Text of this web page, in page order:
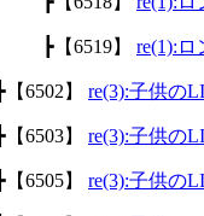
┣【6519】 re(1):
┣【6502】 re(3):子供の
┣【6503】 re(3):子供の
┣【6505】 re(3):子供の